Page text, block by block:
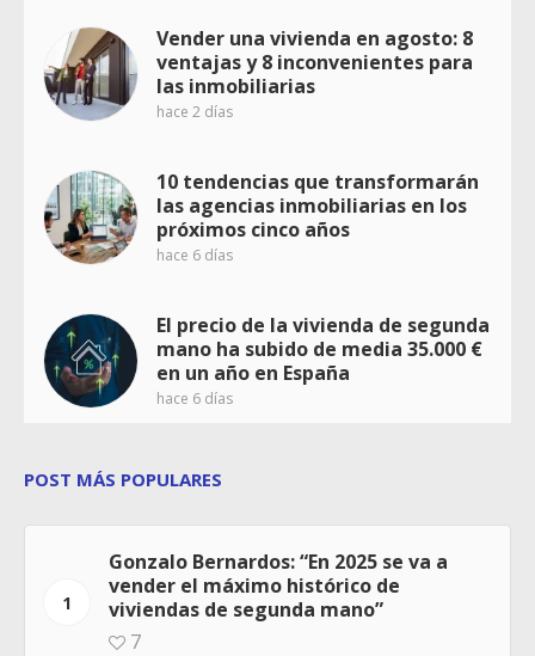
Vender una vivienda en agosto: 8
ventajas y 8 inconvenientes para
las inmobiliarias
hace 2 días
10 tendencias que transformarán
las agencias inmobiliarias en los
próximos cinco años
hace 6 días
El precio de la vivienda de segunda
mano ha subido de media 35.000 €
en un año en España
hace 6 días
POST MÁS POPULARES
1
Gonzalo Bernardos: “En 2025 se va a
vender el máximo histórico de
viviendas de segunda mano”
7